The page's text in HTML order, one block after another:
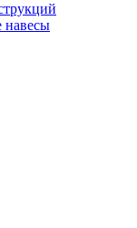
навесы